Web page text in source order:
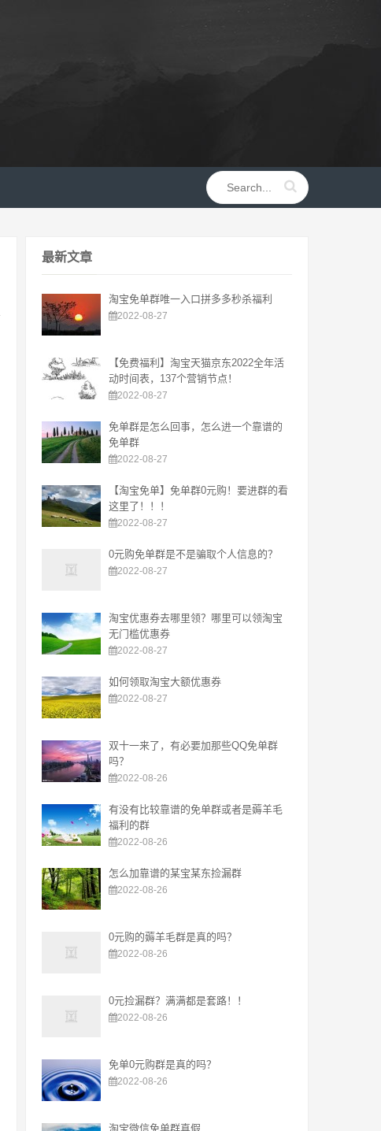
最新文章
淘宝免单群唯一入口拼多多秒杀福利
2022-08-27
【免费福利】淘宝天猫京东2022全年活
动时间表，137个营销节点！
2022-08-27
免单群是怎么回事，怎么进一个靠谱的
免单群
2022-08-27
【淘宝免单】免单群0元购！要进群的看
这里了！！！
2022-08-27
0元购免单群是不是骗取个人信息的？
2022-08-27
淘宝优惠券去哪里领？哪里可以领淘宝
无门槛优惠券
2022-08-27
如何领取淘宝大额优惠券
2022-08-27
双十一来了，有必要加那些QQ免单群
吗？
2022-08-26
有没有比较靠谱的免单群或者是薅羊毛
福利的群
2022-08-26
怎么加靠谱的某宝某东捡漏群
2022-08-26
0元购的薅羊毛群是真的吗？
2022-08-26
0元捡漏群？满满都是套路！！
2022-08-26
免单0元购群是真的吗？
2022-08-26
淘宝微信免单群真假